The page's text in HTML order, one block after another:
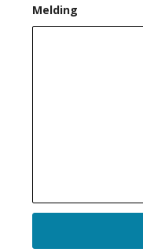
Melding